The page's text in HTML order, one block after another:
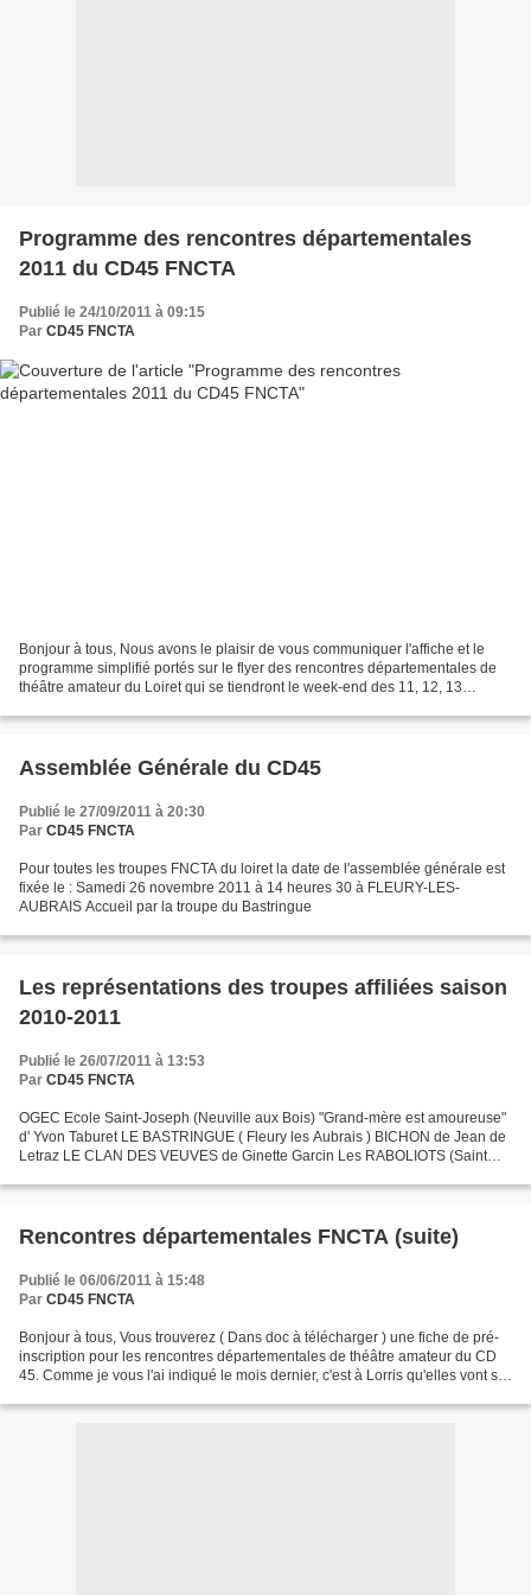
Programme des rencontres départementales
2011 du CD45 FNCTA
Publié le 24/10/2011 à 09:15
Par CD45 FNCTA
Bonjour à tous, Nous avons le plaisir de vous communiquer l'affiche et le
programme simplifié portés sur le flyer des rencontres départementales de
théâtre amateur du Loiret qui se tiendront le week-end des 11, 12, 13
Assemblée Générale du CD45
Publié le 27/09/2011 à 20:30
Par CD45 FNCTA
Pour toutes les troupes FNCTA du loiret la date de l'assemblée générale est
fixée le : Samedi 26 novembre 2011 à 14 heures 30 à FLEURY-LES-
AUBRAIS Accueil par la troupe du Bastringue
Les représentations des troupes affiliées saison
2010-2011
Publié le 26/07/2011 à 13:53
Par CD45 FNCTA
OGEC Ecole Saint-Joseph (Neuville aux Bois) "Grand-mère est amoureuse"
d' Yvon Taburet LE BASTRINGUE ( Fleury les Aubrais ) BICHON de Jean de
Letraz LE CLAN DES VEUVES de Ginette Garcin Les RABOLIOTS (Saint
Rencontres départementales FNCTA (suite)
Publié le 06/06/2011 à 15:48
Par CD45 FNCTA
Bonjour à tous, Vous trouverez ( Dans doc à télécharger ) une fiche de pré-
inscription pour les rencontres départementales de théâtre amateur du CD
45. Comme je vous l'ai indiqué le mois dernier, c'est à Lorris qu'elles vont se